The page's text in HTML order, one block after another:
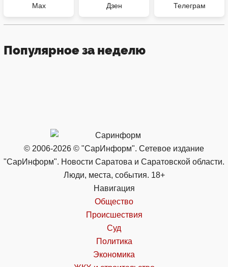
Max Дзен Телеграм
Популярное за неделю
© 2006-2026 © "СарИнформ". Сетевое издание
"СарИнформ". Новости Саратова и Саратовской области.
Люди, места, события. 18+
Навигация
Общество
Происшествия
Суд
Политика
Экономика